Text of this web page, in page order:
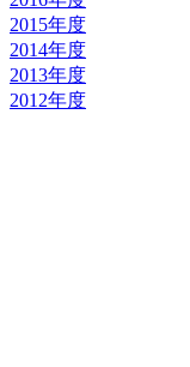
2015年度
2014年度
2013年度
2012年度